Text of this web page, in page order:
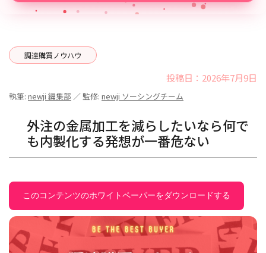
調達購買ノウハウ
投稿日：2026年7月9日
執筆: newji 編集部 ／ 監修: newji ソーシングチーム
外注の金属加工を減らしたいなら何で
も内製化する発想が一番危ない
このコンテンツのホワイトペーパーをダウンロードする